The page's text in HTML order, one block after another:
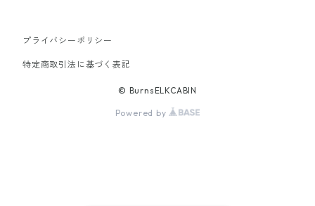
プライバシーポリシー
特定商取引法に基づく表記
© BurnsELKCABIN
Powered by